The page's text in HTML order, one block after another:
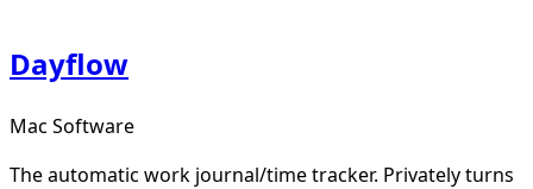
Dayflow
Mac Software
The automatic work journal/time tracker. Privately turns